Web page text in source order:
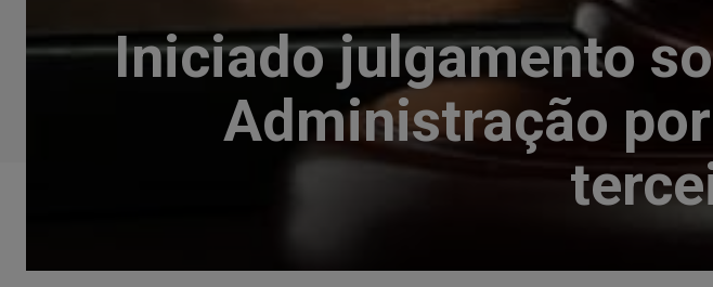
Iniciado julgamento
Administração